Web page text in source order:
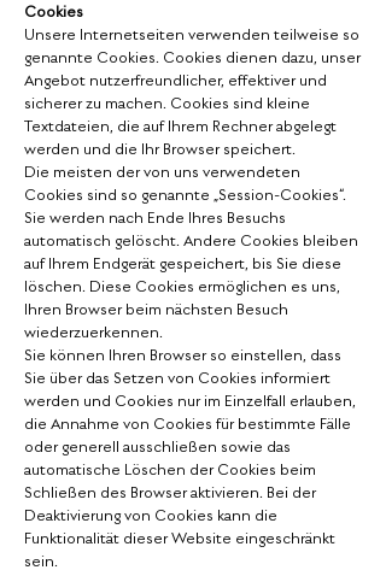
Cookies
Unsere Internetseiten verwenden teilweise so
genannte Cookies. Cookies dienen dazu, unser
Angebot nutzerfreundlicher, effektiver und
sicherer zu machen. Cookies sind kleine
Textdateien, die auf Ihrem Rechner abgelegt
werden und die Ihr Browser speichert.
Die meisten der von uns verwendeten
Cookies sind so genannte „Session-Cookies“.
Sie werden nach Ende Ihres Besuchs
automatisch gelöscht. Andere Cookies bleiben
auf Ihrem Endgerät gespeichert, bis Sie diese
löschen. Diese Cookies ermöglichen es uns,
Ihren Browser beim nächsten Besuch
wiederzuerkennen.
Sie können Ihren Browser so einstellen, dass
Sie über das Setzen von Cookies informiert
werden und Cookies nur im Einzelfall erlauben,
die Annahme von Cookies für bestimmte Fälle
oder generell ausschließen sowie das
automatische Löschen der Cookies beim
Schließen des Browser aktivieren. Bei der
Deaktivierung von Cookies kann die
Funktionalität dieser Website eingeschränkt
sein.